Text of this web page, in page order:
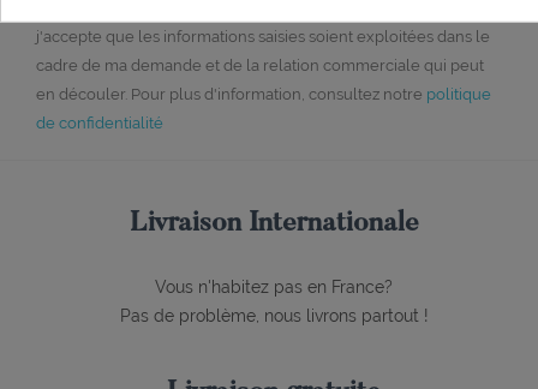
j'accepte que les informations saisies soient exploitées dans le
cadre de ma demande et de la relation commerciale qui peut
en découler. Pour plus d'information, consultez notre politique
de confidentialité
Livraison Internationale
Vous n'habitez pas en France?
Pas de problème, nous livrons partout !